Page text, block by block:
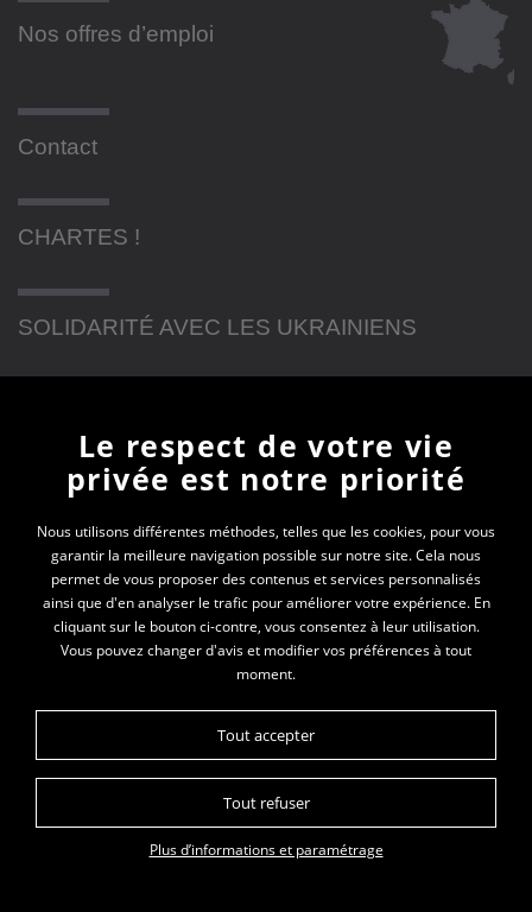
Nos offres d’emploi
Contact
CHARTES !
SOLIDARITÉ AVEC LES UKRAINIENS
Newsletter
En vous inscrivant à la newsletter, vous recevrez
toutes les actualités des PEP 74
Votre e-mail*
Données personnelles
Le respect de votre vie
privée est notre priorité
Nous utilisons différentes méthodes, telles que les cookies, pour vous
garantir la meilleure navigation possible sur notre site. Cela nous
permet de vous proposer des contenus et services personnalisés
ainsi que d'en analyser le trafic pour améliorer votre expérience. En
cliquant sur le bouton ci-contre, vous consentez à leur utilisation.
Vous pouvez changer d'avis et modifier vos préférences à tout
moment.
Tout accepter
Tout refuser
Plus d’informations et paramétrage